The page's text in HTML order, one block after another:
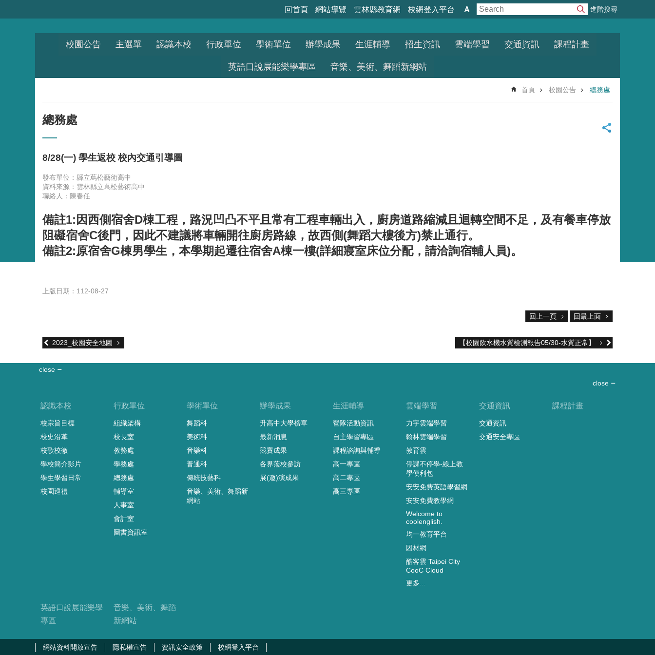
回首頁 網站導覽 雲林縣教育網 校網登入平台 進階搜尋
校園公告 主選單 認識本校 行政單位 學術單位 辦學成果 生涯輔導 招生資訊 雲端學習 交通資訊 課程計畫
英語口說展能樂學專區 音樂、美術、舞蹈新網站
首頁 校園公告 總務處
總務處
8/28(一) 學生返校 校內交通引導圖
發布單位：縣立蔦松藝術高中
資料來源：雲林縣立蔦松藝術高中
聯絡人：陳春任
備註1:因西側宿舍D棟工程，路況凹凸不平且常有工程車輛出入，廚房道路縮減且迴轉空間不足，及有餐車停放
阻礙宿舍C後門，因此不建議將車輛開往廚房路線，故西側(舞蹈大樓後方)禁止通行。
備註2:原宿舍G棟男學生，本學期起遷往宿舍A棟一樓(詳細寢室床位分配，請洽詢宿輔人員)。
上版日期：112-08-27
回上一頁 回最上面
2023_校園安全地圖 【校園飲水機水質檢測報告05/30-水質正常】
close
close
認識本校
校宗旨目標
校史沿革
校歌校徽
學校簡介影片
學生學習日常
校園巡禮
行政單位
組織架構
校長室
教務處
學務處
總務處
輔導室
人事室
會計室
圖書資訊室
學術單位
舞蹈科
美術科
音樂科
普通科
傳統技藝科
音樂、美術、舞蹈新
網站
辦學成果
升高中大學榜單
最新消息
競賽成果
各界蒞校參訪
展(邀)演成果
生涯輔導
營隊活動資訊
自主學習專區
課程諮詢與輔導
高一專區
高二專區
高三專區
雲端學習
力宇雲端學習
翰林雲端學習
教育雲
停課不停學-線上教
學便利包
安安免費英語學習網
安安免費教學網
Welcome to
coolenglish.
均一教育平台
因材網
酷客雲 Taipei City
CooC Cloud
更多...
交通資訊
交通資訊
交通安全專區
課程計畫
英語口說展能樂學
專區
音樂、美術、舞蹈
新網站
網站資料開放宣告 隱私權宣告 資訊安全政策 校網登入平台